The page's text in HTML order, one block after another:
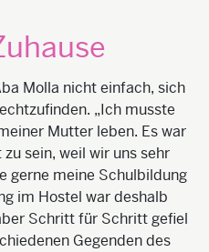
Molla nicht einfach, sich
„Ich musste
Mutter leben. Es war
sein, weil wir uns sehr
gerne meine Schulbildung
im Hostel war deshalb
Schritt für Schritt gefiel
Gegenden des